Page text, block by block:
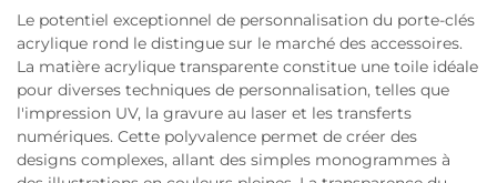
Le potentiel exceptionnel de personnalisation du porte-clés
acrylique rond le distingue sur le marché des accessoires.
La matière acrylique transparente constitue une toile idéale
pour diverses techniques de personnalisation, telles que
l'impression UV, la gravure au laser et les transferts
numériques. Cette polyvalence permet de créer des
designs complexes, allant des simples monogrammes à